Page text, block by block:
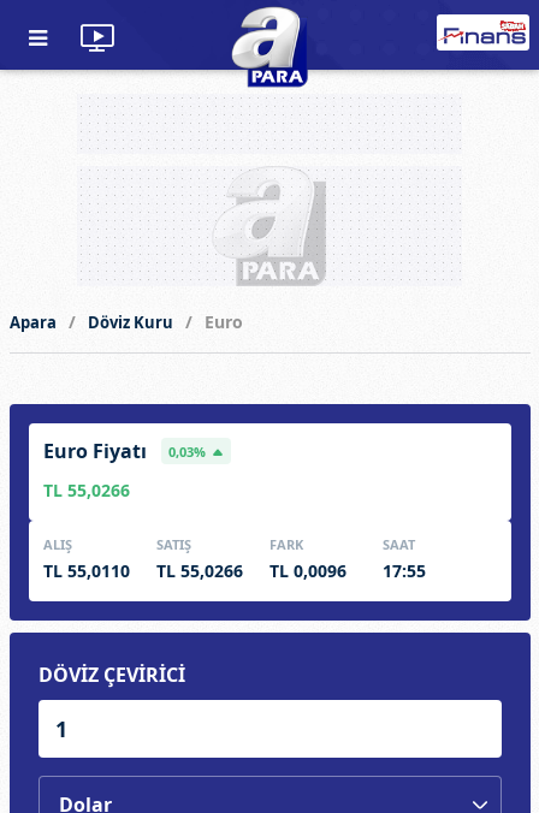
Apara Döviz Kuru Euro
Euro Fiyatı 0,03%
TL 55,0266
ALIŞ
TL 55,0110
SATIŞ
TL 55,0266
FARK
TL 0,0096
SAAT
17:55
DÖVİZ ÇEVİRİCİ